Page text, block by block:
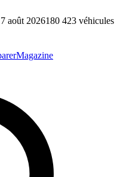
août 2026180 423 véhicules
Magazine